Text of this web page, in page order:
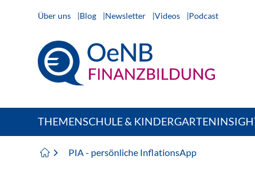
Über uns Blog Newsletter Videos Podcast
THEMENSCHULE & KINDERGARTEN
PIA - persönliche InflationsApp